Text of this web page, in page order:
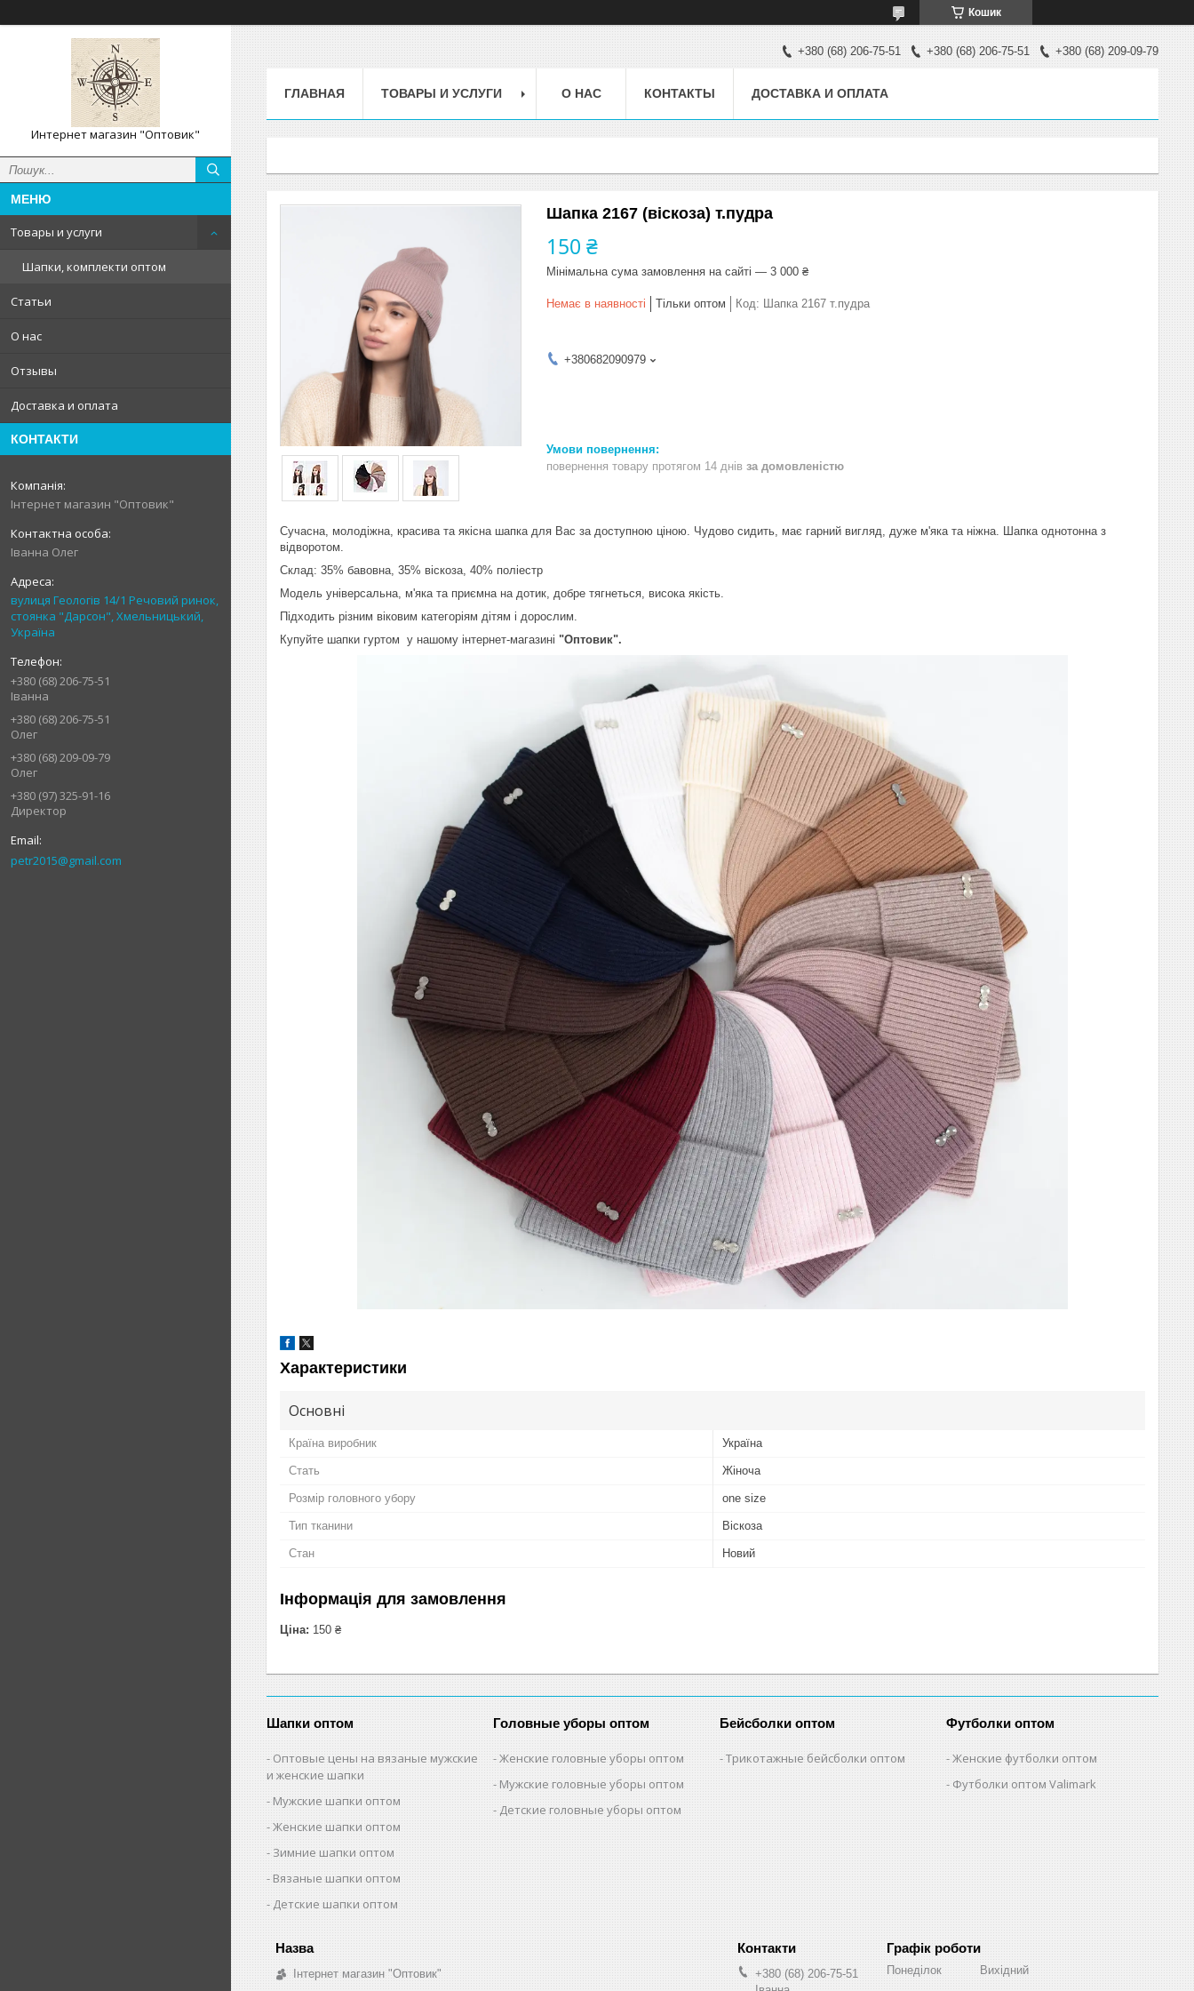
Кошик
Интернет магазин "Оптовик"
Товары и услуги
Шапки, комплекти оптом
Статьи
О нас
Отзывы
Доставка и оплата
КОНТАКТИ
Інтернет магазин "Оптовик"
Іванна Олег
вулиця Геологів 14/1 Речовий ринок,
стоянка "Дарсон", Хмельницький,
Україна
+380 (68) 206-75-51
Іванна
+380 (68) 206-75-51
Олег
+380 (68) 209-09-79
Олег
+380 (97) 325-91-16
Директор
petr2015@gmail.com
+380 (68) 206-75-51 +380 (68) 206-75-51 +380 (68) 209-09-79
ГЛАВНАЯ ТОВАРЫ И УСЛУГИ О НАС КОНТАКТЫ ДОСТАВКА И ОПЛАТА
Шапка 2167 (віскоза) т.пудра
150 ₴
Мінімальна сума замовлення на сайті — 3 000 ₴
Немає в наявності Тільки оптом Код: Шапка 2167 т.пудра
+380682090979
повернення товару протягом 14 днів за домовленістю
Сучасна, молодіжна, красива та якісна шапка для Вас за доступною ціною. Чудово сидить, має гарний вигляд, дуже м'яка та ніжна. Шапка однотонна з
відворотом.
Склад: 35% бавовна, 35% віскоза, 40% поліестр
Модель універсальна, м'яка та приємна на дотик, добре тягнеться, висока якість.
Підходить різним віковим категоріям дітям і дорослим.
Купуйте шапки гуртом у нашому інтернет-магазині "Оптовик".
Характеристики
Основні
Країна виробник Україна
Стать Жіноча
Розмір головного убору one size
Тип тканини Віскоза
Стан Новий
Інформація для замовлення
Ціна: 150 ₴
Шапки оптом
Оптовые цены на вязаные мужские
и женские шапки
Мужские шапки оптом
Женские шапки оптом
Зимние шапки оптом
Вязаные шапки оптом
Детские шапки оптом
Головные уборы оптом
Женские головные уборы оптом
Мужские головные уборы оптом
Детские головные уборы оптом
Бейсболки оптом
Трикотажные бейсболки оптом
Футболки оптом
Женские футболки оптом
Футболки оптом Valimark
Інтернет магазин "Оптовик"
+380 (68) 206-75-51
Графік роботи
Понеділок
Вихідний